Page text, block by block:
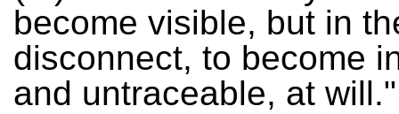
become visible, but in
disconnect, to become
and untraceable, at